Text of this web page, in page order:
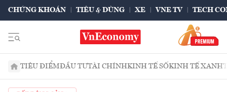
CHỨNG KHOÁN TIÊU & DÙNG XE VNE TV TECH
TIÊU ĐIỂMĐẦU TƯTÀI CHÍNHKINH TẾ SỐKINH TẾ XANH